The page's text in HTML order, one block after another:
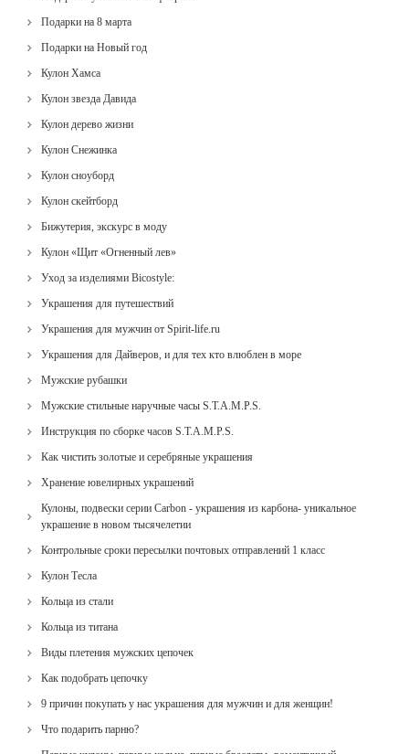
Подарки на 8 марта
Подарки на Новый год
Кулон Хамса
Кулон звезда Давида
Кулон дерево жизни
Кулон Снежинка
Кулон сноуборд
Кулон скейтборд
Бижутерия, экскурс в моду
Кулон «Щит «Огненный лев»
Уход за изделиями Bicostyle:
Украшения для путешествий
Украшения для мужчин от Spirit-life.ru
Украшения для Дайверов, и для тех кто влюблен в море
Мужские рубашки
Мужские стильные наручные часы S.T.A.M.P.S.
Инструкция по сборке часов S.T.A.M.P.S.
Как чистить золотые и серебряные украшения
Хранение ювелирных украшений
Кулоны, подвески серии Carbon - украшения из карбона- уникальное
украшение в новом тысячелетии
Контрольные сроки пересылки почтовых отправлений 1 класс
Кулон Тесла
Кольца из стали
Кольца из титана
Виды плетения мужских цепочек
Как подобрать цепочку
9 причин покупать у нас украшения для мужчин и для женщин!
Что подарить парню?